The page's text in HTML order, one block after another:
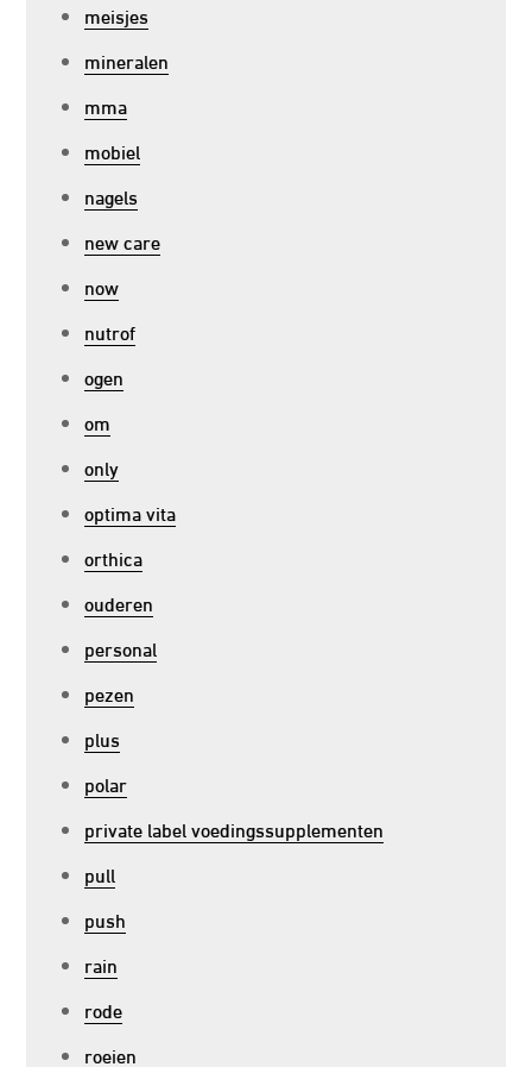
meisjes
mineralen
mma
mobiel
nagels
new care
now
nutrof
ogen
om
only
optima vita
orthica
ouderen
personal
pezen
plus
polar
private label voedingssupplementen
pull
push
rain
rode
roeien